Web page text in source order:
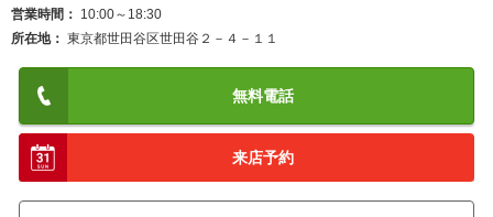
営業時間
10:00～18:30
所在地
東京都世田谷区世田谷２－４－１１
無料電話
来店予約